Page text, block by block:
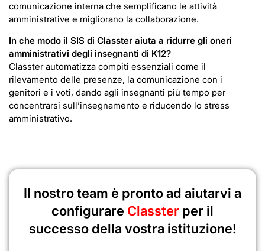
comunicazione interna che semplificano le attività
amministrative e migliorano la collaborazione.
In che modo il SIS di Classter aiuta a ridurre gli oneri
amministrativi degli insegnanti di K12?
Classter automatizza compiti essenziali come il
rilevamento delle presenze, la comunicazione con i
genitori e i voti, dando agli insegnanti più tempo per
concentrarsi sull’insegnamento e riducendo lo stress
amministrativo.
Il nostro team è pronto ad aiutarvi a
configurare Classter per il
successo della vostra istituzione!